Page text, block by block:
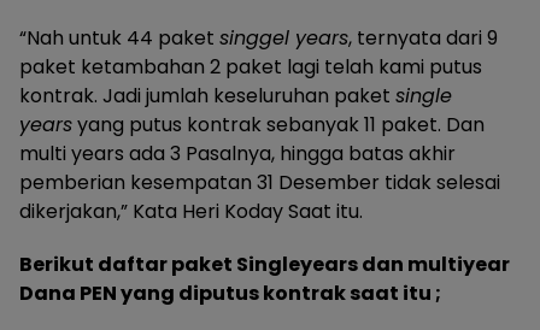
“Nah untuk 44 paket singgel years, ternyata dari 9
paket ketambahan 2 paket lagi telah kami putus
kontrak. Jadi jumlah keseluruhan paket single
yearsyang putus kontrak sebanyak 11 paket. Dan
multi years ada 3 Pasalnya, hingga batas akhir
pemberian kesempatan 31 Desember tidak selesai
dikerjakan,” Kata Heri Koday Saat itu.
Berikut daftar paket Singleyears dan multiyear
Dana PEN yang diputus kontrak saat itu ;